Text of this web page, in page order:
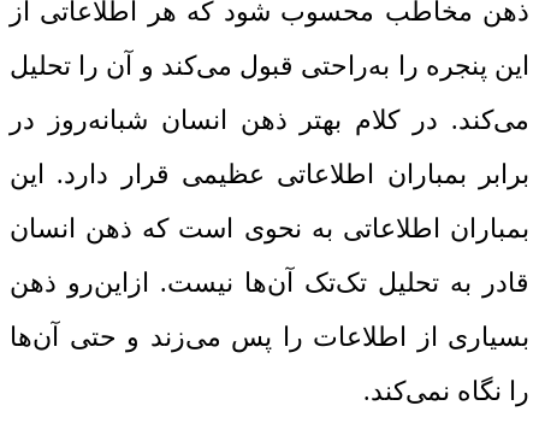
ذهن مخاطب محسوب شود که هر اطلاعاتی از
این پنجره را به‌راحتی قبول می‌کند و آن را تحلیل
می‌کند. در کلام بهتر ذهن انسان شبانه‌روز در
برابر بمباران اطلاعاتی عظیمی قرار دارد. این
بمباران اطلاعاتی به نحوی است که ذهن انسان
قادر به تحلیل تک‌تک آن‌ها نیست. ازاین‌رو ذهن
بسیاری از اطلاعات را پس می‌زند و حتی آن‌ها
را نگاه نمی‌کند.